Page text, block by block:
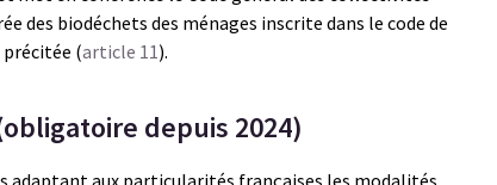
des biodéchets des ménages inscrite dans le code de
précitée (article 11).
depuis 2024)
adaptant aux particularités françaises les modalités